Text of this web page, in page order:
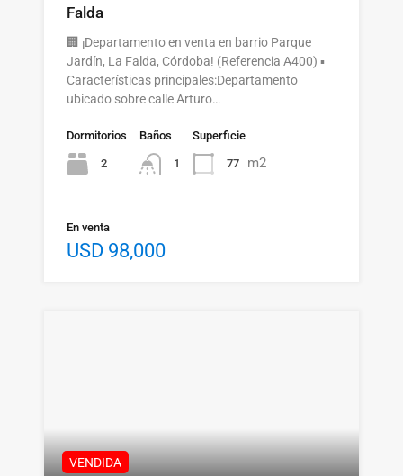
Falda
🏢 ¡Departamento en venta en barrio Parque
Jardín, La Falda, Córdoba! (Referencia A400) ▪️
Características principales:Departamento
ubicado sobre calle Arturo…
Dormitorios
2
Baños
1
Superficie
77 m2
En venta
USD 98,000
VENDIDA